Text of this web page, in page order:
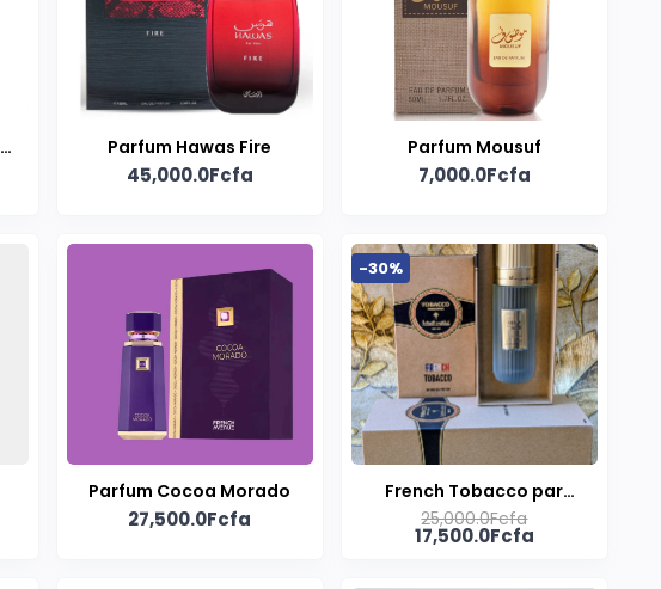
Parfum Hawas Fire
45,000.0Fcfa
Parfum Mousuf
7,000.0Fcfa
Parfum Cocoa Morado
27,500.0Fcfa
-30%
French Tobacco par
Ibraheem Al Qurashi |
Extrait de Parfum
25,000.0Fcfa
17,500.0Fcfa